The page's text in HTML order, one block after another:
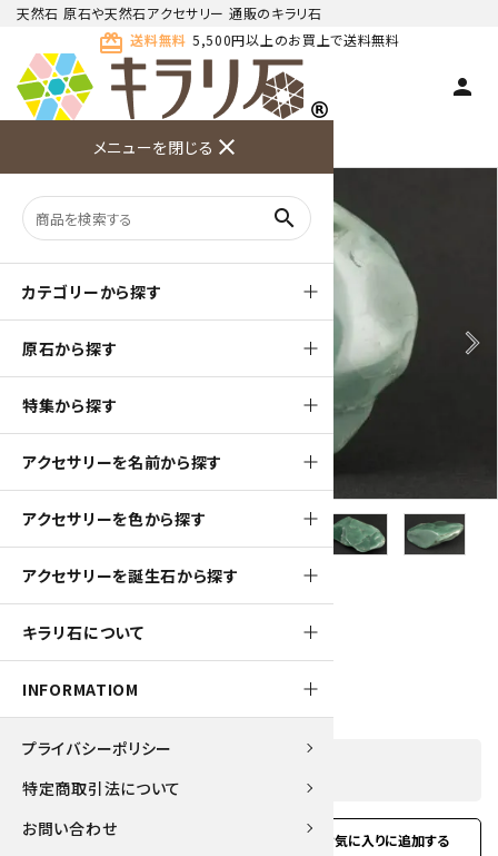
天然石 原石や天然石アクセサリー 通販のキラリ石
card_giftcard 送料無料 5,500円以上のお買上で送料無料
person
わせ ド
メニューを閉じる close
search
カテゴリーから探す
原石から探す
特集から探す
アクセサリーを名前から探す
アクセサリーを色から探す
アクセサリーを誕生石から探す
キラリ石について
INFORMATIOM
プライバシーポリシー
特定商取引法について
お問い合わせ
天然石 原石 翡翠 (ジェイド) 原石
arrow_back_ios arrow_forward_ios
360pt
アフリカンジェイド 原石 磨き 216g
3,650円(税込)
お問い合わせ favorite